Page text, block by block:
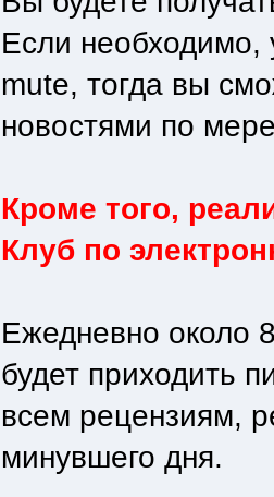
Если необходимо,
mute, тогда вы
новостями по
Кроме того,
Клуб по
Ежедневно около
будет приходить
всем рецензиям,
минувшего дня.